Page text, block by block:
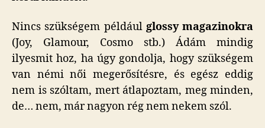
Nincs szükségem például glossy magazinokra
(Joy, Glamour, Cosmo stb.) Ádám mindig
ilyesmit hoz, ha úgy gondolja, hogy szükségem
van némi női megerősítésre, és egész eddig
nem is szóltam, mert átlapoztam, meg minden,
de… nem, már nagyon rég nem nekem szól.